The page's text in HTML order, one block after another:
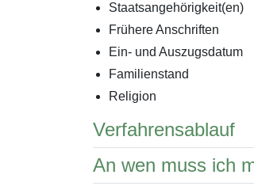
Staatsangehörigkeit(en)
Frühere Anschriften
Ein- und Auszugsdatum
Familienstand
Religion
Verfahrensablauf
An wen muss ich